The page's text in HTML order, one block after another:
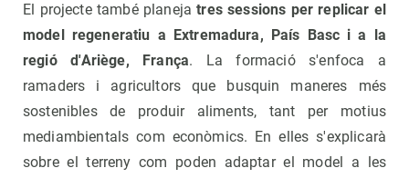
El projecte també planejatres sessions per replicar el
model regeneratiu a Extremadura, País Basc i a la
regió d'Ariège, França. La formació s'enfoca a
ramaders i agricultors que busquin maneres més
sostenibles de produir aliments, tant per motius
mediambientals com econòmics. En elles s'explicarà
sobre el terreny com poden adaptar el model a les